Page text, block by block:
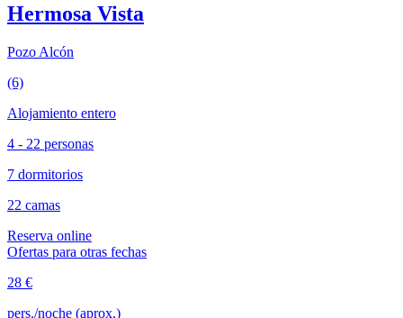
Hermosa Vista
Pozo Alcón
(6)
Alojamiento entero
4 - 22 personas
7 dormitorios
22 camas
Reserva online
Ofertas para otras fechas
28 €
pers./noche (aprox.)